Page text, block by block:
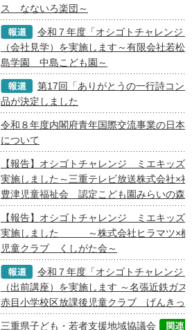
ス なないろ楽団～
令和７年度「オシゴトチャレンジ
（会社見学）を実施します～有限会社若松
島学園 中島こども園～
第17回「ありがとうの一行詩コン
品が決定しました
令和８年度内閣府青年国際交流事業の日本
について
【報告】オシゴトチャレンジ ミエキッズ
実施しました～三重テレビ放送株式会社×
豊津児童福祉会 認定こども園みらいの森
【報告】オシゴトチャレンジ ミエキッズ
実施しました ～株式会社ヒラマツ×櫛
児童クラブ くしがた会～
令和７年度「オシゴトチャレンジ
（出前講座）を実施します ～名張近鉄ガ
赤目小学校区放課後児童クラブ げんきっ
三重県子ども・若者支援地域協議会